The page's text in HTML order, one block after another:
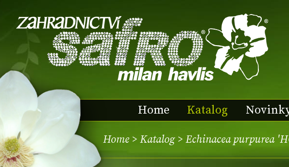
Home Katalog
Home > Katalog> Echinacea purpurea